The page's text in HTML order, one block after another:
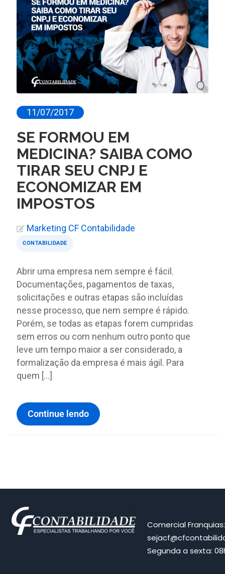
11/07/2017
SE FORMOU EM
MEDICINA? SAIBA COMO
TIRAR SEU CNPJ E
ECONOMIZAR EM
IMPOSTOS
Marketing CF Contabilidade
CONTABILIDADE
Abrir uma empresa nem sempre é fácil.
Documentações, pagamentos de taxas,
solicitações e outras etapas são incluídas
nesse processo, que nem sempre é rápido.
Porém, se todas as etapas forem cumpridas
sem erros ou com nenhum outro ponto que
leve um tempo maior a ser considerado, a
formalização da empresa é mais ágil. Para
quem […]
Continue lendo
Comercial
Segunda a sexta: